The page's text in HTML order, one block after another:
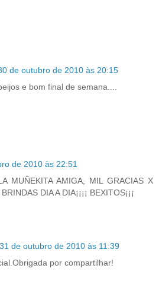
de outubro de 2010 às 20:15
e bom final de semana....
de 2010 às 22:51
MUÑEKITA AMIGA, MIL GRACIAS X
DIA A DIA¡¡¡¡ BEXITOS¡¡¡
31 de outubro de 2010 às 11:39
por compartilhar!